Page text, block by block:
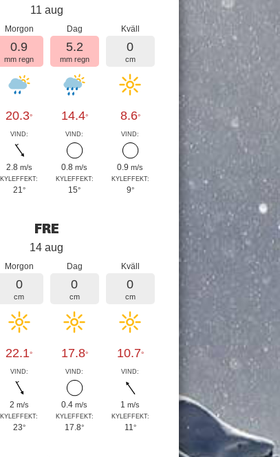
11 aug
Morgon
0.9
mm regn
20.3°
VIND:
2.8 m/s
KYLEFFEKT:
21°
Dag
5.2
mm regn
14.4°
VIND:
0.8m/s
KYLEFFEKT:
15°
Kväll
0
cm
8.6°
VIND:
0.9m/s
KYLEFFEKT:
9°
FRE
14 aug
Morgon
0
cm
22.1°
VIND:
2 m/s
KYLEFFEKT:
23°
Dag
0
cm
17.8°
VIND:
0.4m/s
KYLEFFEKT:
17.8°
Kväll
0
cm
10.7°
VIND:
1m/s
KYLEFFEKT:
11°